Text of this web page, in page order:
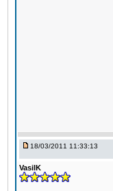
18/03/2011 11:33:13
VasilK